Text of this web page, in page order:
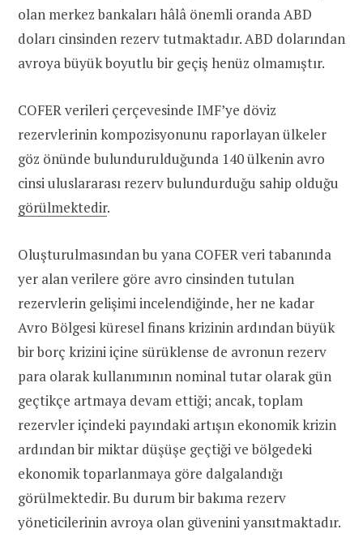
olan merkez bankaları hâlâ önemli oranda ABD
doları cinsinden rezerv tutmaktadır. ABD dolarından
avroya büyük boyutlu bir geçiş henüz olmamıştır.
COFER verileri çerçevesinde IMF’ye döviz
rezervlerinin kompozisyonunu raporlayan ülkeler
göz önünde bulundurulduğunda 140 ülkenin avro
cinsi uluslararası rezerv bulundurduğu sahip olduğu
görülmektedir.
Oluşturulmasından bu yana COFER veri tabanında
yer alan verilere göre avro cinsinden tutulan
rezervlerin gelişimi incelendiğinde, her ne kadar
Avro Bölgesi küresel finans krizinin ardından büyük
bir borç krizini içine sürüklense de avronun rezerv
para olarak kullanımının nominal tutar olarak gün
geçtikçe artmaya devam ettiği; ancak, toplam
rezervler içindeki payındaki artışın ekonomik krizin
ardından bir miktar düşüşe geçtiği ve bölgedeki
ekonomik toparlanmaya göre dalgalandığı
görülmektedir. Bu durum bir bakıma rezerv
yöneticilerinin avroya olan güvenini yansıtmaktadır.